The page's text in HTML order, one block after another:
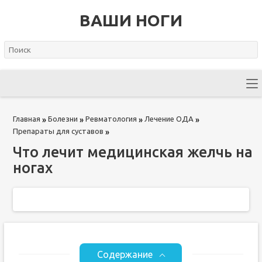
ВАШИ НОГИ
Главная » Болезни » Ревматология » Лечение ОДА»
Препараты для суставов »
Что лечит медицинская желчь на
ногах
Содержание